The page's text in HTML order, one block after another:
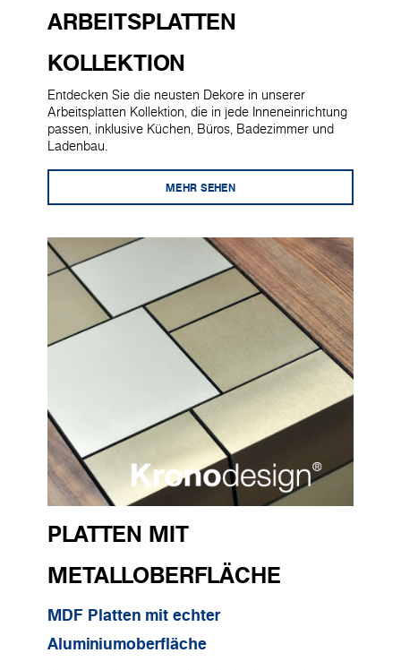
ARBEITSPLATTEN
KOLLEKTION
Entdecken Sie die neusten Dekore in unserer
Arbeitsplatten Kollektion, die in jede Inneneinrichtung
passen, inklusive Küchen, Büros, Badezimmer und
Ladenbau.
MEHR SEHEN
PLATTEN MIT
METALLOBERFLÄCHE
MDF Platten mit echter
Aluminiumoberfläche